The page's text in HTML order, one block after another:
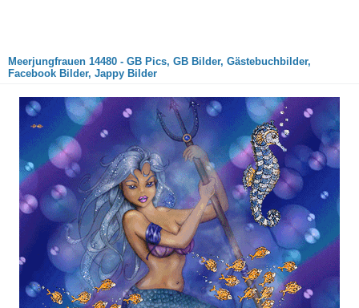
Meerjungfrauen 14480 - GB Pics, GB Bilder, Gästebuchbilder,
Facebook Bilder, Jappy Bilder